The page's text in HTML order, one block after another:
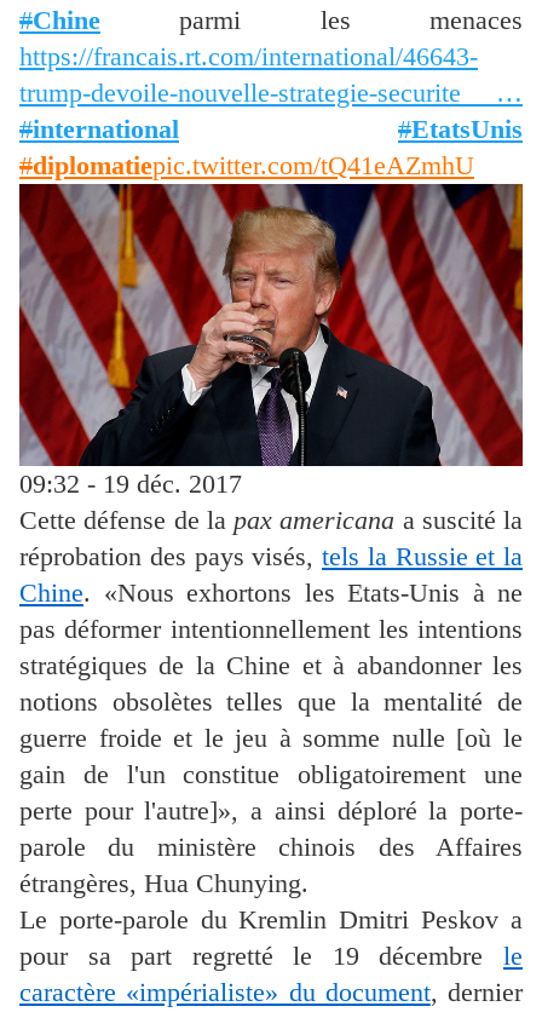
#Chine parmi les menaces
https://francais.rt.com/international/46643-
trump-devoile-nouvelle-strategie-securite …
#international #EtatsUnis
#diplomatiepic.twitter.com/tQ41eAZmhU
09:32 - 19 déc. 2017
Cette défense de la pax americana a suscité la
réprobation des pays visés, tels la Russie et la
Chine. «Nous exhortons les Etats-Unis à ne
pas déformer intentionnellement les intentions
stratégiques de la Chine et à abandonner les
notions obsolètes telles que la mentalité de
guerre froide et le jeu à somme nulle [où le
gain de l'un constitue obligatoirement une
perte pour l'autre]», a ainsi déploré la porte-
parole du ministère chinois des Affaires
étrangères, Hua Chunying.
Le porte-parole du Kremlin Dmitri Peskov a
pour sa part regretté le 19 décembre le
caractère «impérialiste» du document, dernier